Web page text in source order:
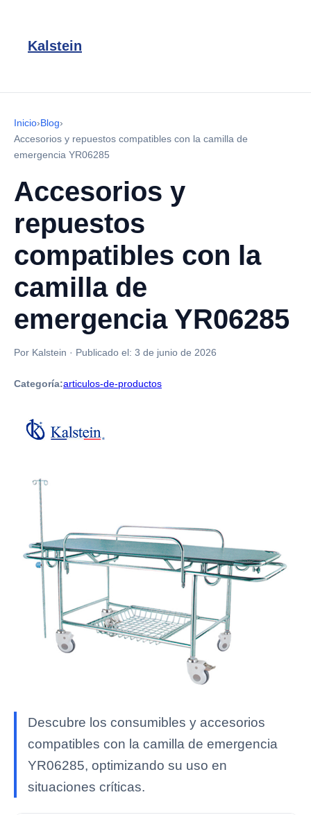
Kalstein
Inicio›Blog›
Accesorios y repuestos compatibles con la camilla de
emergencia YR06285
Accesorios y
repuestos
compatibles con la
camilla de
emergencia YR06285
Por Kalstein · Publicado el: 3 de junio de 2026
Categoría:articulos-de-productos
Descubre los consumibles y accesorios
compatibles con la camilla de emergencia
YR06285, optimizando su uso en
situaciones críticas.